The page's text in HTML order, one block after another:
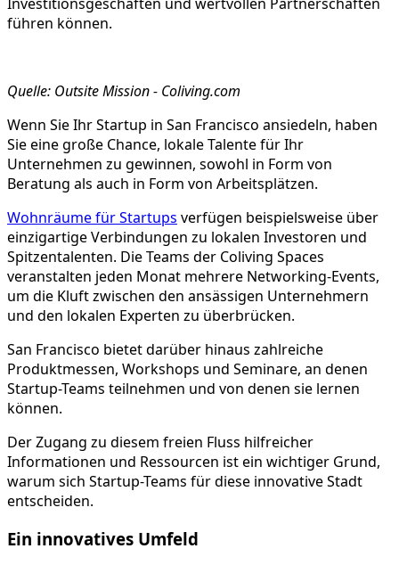
führen können.
Quelle: Outsite Mission - Coliving.com
Wenn Sie Ihr Startup in San Francisco ansiedeln, haben
Sie eine große Chance, lokale Talente für Ihr
Unternehmen zu gewinnen, sowohl in Form von
Beratung als auch in Form von Arbeitsplätzen.
Wohnräume für Startups verfügen beispielsweise über
einzigartige Verbindungen zu lokalen Investoren und
Spitzentalenten. Die Teams der Coliving Spaces
veranstalten jeden Monat mehrere Networking-Events,
um die Kluft zwischen den ansässigen Unternehmern
und den lokalen Experten zu überbrücken.
San Francisco bietet darüber hinaus zahlreiche
Produktmessen, Workshops und Seminare, an denen
Startup-Teams teilnehmen und von denen sie lernen
können.
Der Zugang zu diesem freien Fluss hilfreicher
Informationen und Ressourcen ist ein wichtiger Grund,
warum sich Startup-Teams für diese innovative Stadt
entscheiden.
Ein innovatives Umfeld